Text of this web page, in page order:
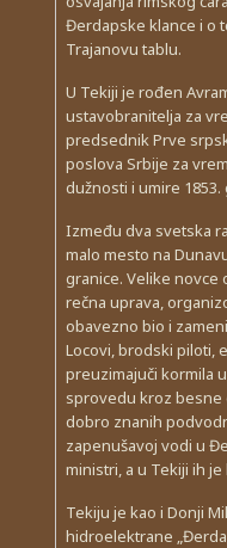
Đerdapske klance i o
Trajanovu tablu.
U Tekiji je rođen
ustavobranitelja za
predsednik Prve
poslova Srbije za
dužnosti i umire
Između dva svetska
malo mesto na
granice. Velike novce
rečna uprava,
obavezno bio i
Locovi, brodski piloti,
preuzimajuči kormila
sprovedu kroz besne
dobro znanih
zapenušavoj vodi u
ministri, a u Tekiji ih je
Tekiju je kao i Donji
hidroelektrane